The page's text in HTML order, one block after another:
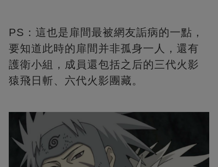
PS：這也是扉間最被網友詬病的一點，
要知道此時的扉間并非孤身一人，還有
護衛小組，成員還包括之后的三代火影
猿飛日斬、六代火影團藏。